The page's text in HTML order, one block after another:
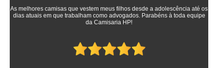
As melhores camisas que vestem meus filhos desde a adolescência até os
dias atuais em que trabalham como advogados. Parabéns à toda equipe
da Camisaria HP!